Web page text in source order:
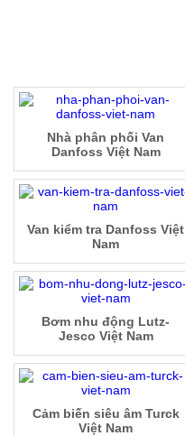
Nhà phân phối Van
Danfoss Việt Nam
Van kiểm tra Danfoss Việt
Nam
Bơm nhu động Lutz-
Jesco Việt Nam
Cảm biến siêu âm Turck
Việt Nam